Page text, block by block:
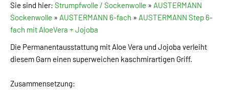
Sie sind hier: Strumpfwolle / Sockenwolle » AUSTERMANN
Sockenwolle » AUSTERMANN 6-fach » AUSTERMANN Step 6-
fach mit AloeVera + Jojoba
Die Permanentausstattung mit Aloe Vera und Jojoba verleiht
diesem Garn einen superweichen kaschmirartigen Griff.
Zusammensetzung: